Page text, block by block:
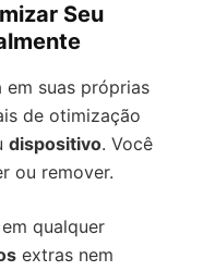
Seu
em suas próprias
de otimização
dispositivo. Você
ou remover.
qualquer
extras nem